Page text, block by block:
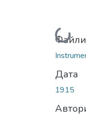
Файли
Дата
1915